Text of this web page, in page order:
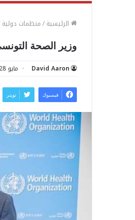
الرئيسية/منظمات دولية
وزير الصحة
David Aaron مايو 28, 2023
فيسبوك تويتر